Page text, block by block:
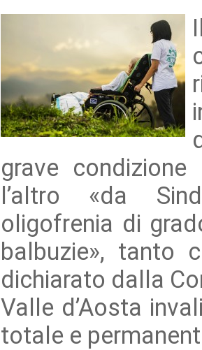
grave
l’altro «da
oligofrenia di
balbuzie», tanto
dichiarato dalla
Valle d’Aosta
totale e